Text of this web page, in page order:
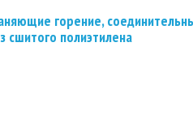
горение,
сшитого полиэтилена